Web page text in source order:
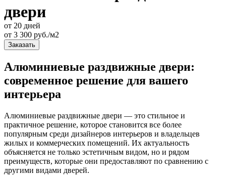
двери
от 20 дней
от 3 300 руб./м2
Заказать
Алюминиевые раздвижные двери:
современное решение для вашего
интерьера
Алюминиевые раздвижные двери — это стильное и
практичное решение, которое становится все более
популярным среди дизайнеров интерьеров и владельцев
жилых и коммерческих помещений. Их актуальность
объясняется не только эстетичным видом, но и рядом
преимуществ, которые они предоставляют по сравнению с
другими видами дверей.